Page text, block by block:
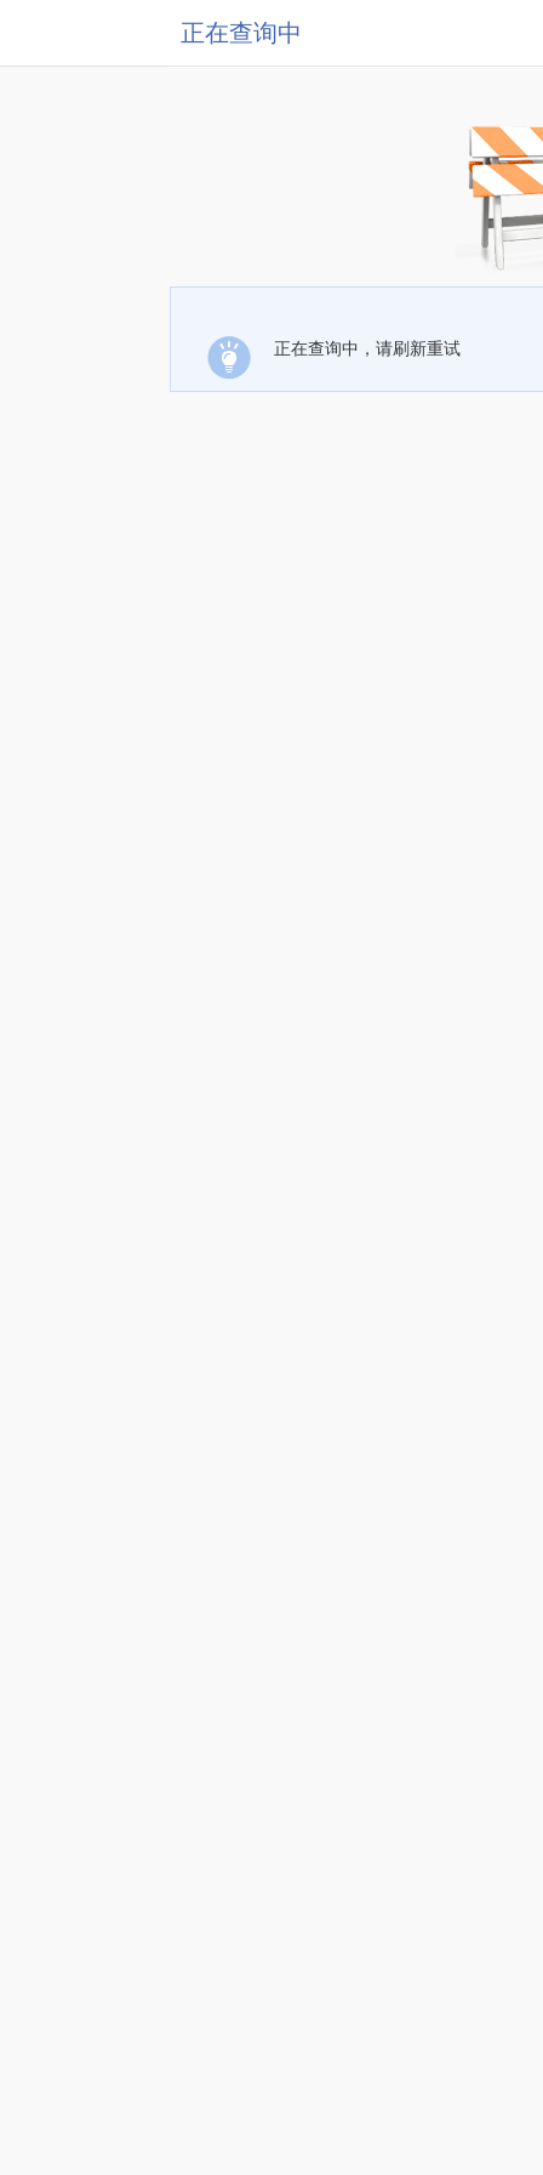
正在查询中
正在查询中，请刷新重试